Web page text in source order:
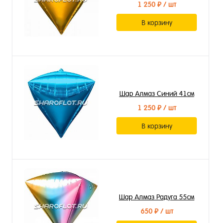
1 250 ₽/ шт
В корзину
Шар Алмаз Синий 41см
1 250 ₽/ шт
В корзину
Шар Алмаз Радуга 55см
650 ₽/ шт